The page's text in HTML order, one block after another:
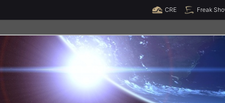
Spende jetzt!
CRE Freak